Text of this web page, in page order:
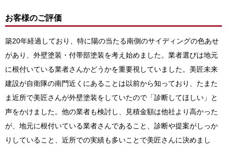
お客様のご評価
築20年経過しており、特に陽の当たる南側のサイディングの色あせ
があり、外壁塗装・付帯部塗装を考え始めました。業者選びは地元
に根付いている業者さんかどうかを重要視していました。美匠未来
建設が自衛隊の南門近くにあることは以前から知っており、たまた
ま近所で美匠さんが外壁塗装をしていたので「診断してほしい」と
声をかけました。他の業者も検討し、見積金額は他社より高かった
が、地元に根付いている業者さんであること、診断や提案がしっか
りしていること、近所での実績も多いことで美匠さんに決めまし